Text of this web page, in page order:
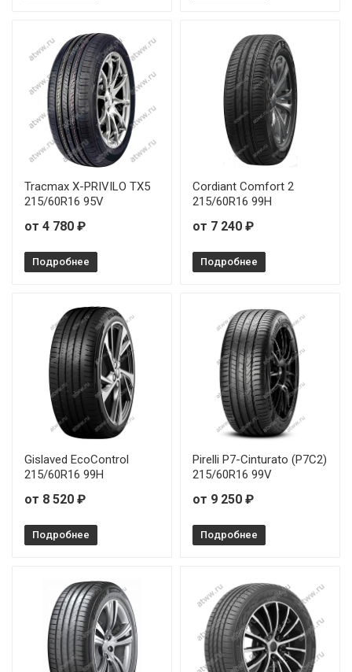
Tracmax X-PRIVILO TX5
215/60R16 95V
от 4 780 ₽
Подробнее
Cordiant Comfort 2
215/60R16 99H
от 7 240 ₽
Подробнее
Gislaved EcoControl
215/60R16 99H
от 8 520 ₽
Подробнее
Pirelli P7-Cinturato (P7C2)
215/60R16 99V
от 9 250 ₽
Подробнее